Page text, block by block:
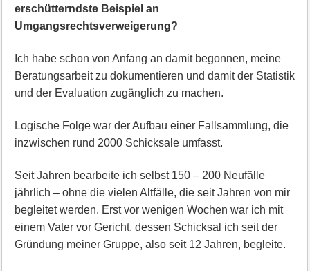
erschütterndste Beispiel an
Umgangsrechtsverweigerung?
Ich habe schon von Anfang an damit begonnen, meine
Beratungsarbeit zu dokumentieren und damit der Statistik
und der Evaluation zugänglich zu machen.
Logische Folge war der Aufbau einer Fallsammlung, die
inzwischen rund 2000 Schicksale umfasst.
Seit Jahren bearbeite ich selbst 150 – 200 Neufälle
jährlich – ohne die vielen Altfälle, die seit Jahren von mir
begleitet werden. Erst vor wenigen Wochen war ich mit
einem Vater vor Gericht, dessen Schicksal ich seit der
Gründung meiner Gruppe, also seit 12 Jahren, begleite.